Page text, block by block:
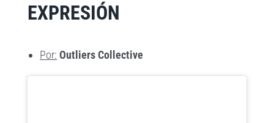
EXPRESIÓN
Por: Outliers Collective